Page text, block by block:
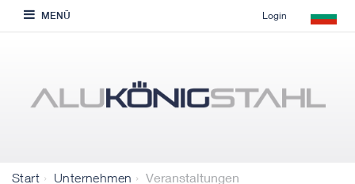
MENÜ Login
Start Unternehmen Veranstaltungen